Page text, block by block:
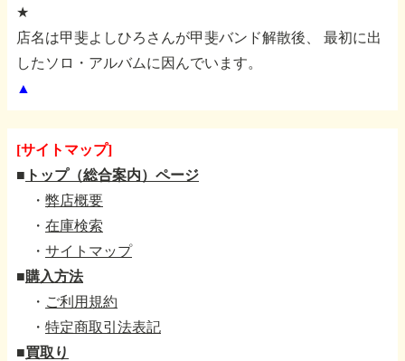
★
店名は甲斐よしひろさんが甲斐バンド解散後、
最初に出
したソロ・アルバムに因んでいます。
▲
[サイトマップ]
■ トップ（総合案内）ページ
・ 弊店概要
・ 在庫検索
・ サイトマップ
■購入方法
・ ご利用規約
・ 特定商取引法表記
■買取り